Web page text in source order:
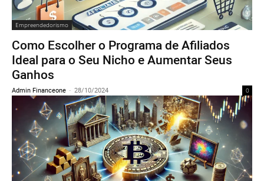
Empreendedorismo
Como Escolher o Programa de Afiliados
Ideal para o Seu Nicho e Aumentar Seus
Ganhos
Admin Financeone - 28/10/2024 0